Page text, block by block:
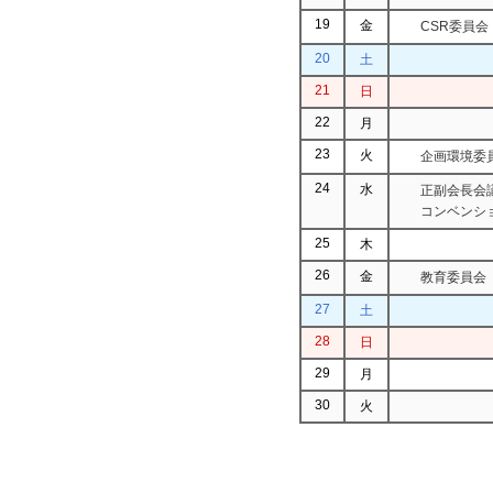
19
金 CSR委員会
20
土
21
日
22
月
23
火 企画環境委
24 水
正副会長会
コンベンシ
25
木
26
金 教育委員会
27
土
28
日
29
月
30
火